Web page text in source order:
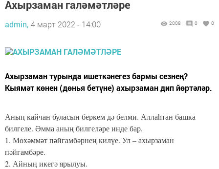
Ахырзаман галәмәтләре
admin, 4 март 2022 - 14:00 2008 0 0
Ахырзаман турында ишеткәнегез бармы сезнең?
Кыямәт көнен (дөнья бетүне) ахырзаман дип йөртәләр.
Аның кайчан буласын беркем дә белми. Аллаһтан башка
билгеле. Әмма аның билгеләре инде бар.
1. Мөхәммәт пәйгамбәрнең килүе. Ул – ахырзаман
пәйгамбәре.
2. Айның икегә ярылуы.